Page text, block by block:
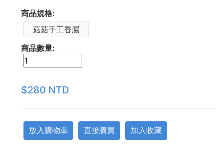
商品規格:
菇菇手工香腸
商品數量:
$280 NTD
放入購物車 直接購買 加入收藏